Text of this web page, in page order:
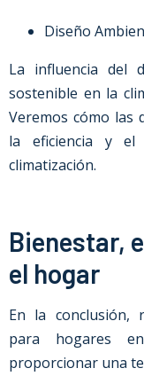
Diseño
La influencia del
sostenible en la
Veremos cómo las
la eficiencia y el
climatización.
Bienestar,
el hogar
En la conclusión,
para hogares
proporcionar una